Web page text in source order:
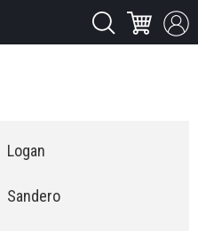
Logan
Sandero